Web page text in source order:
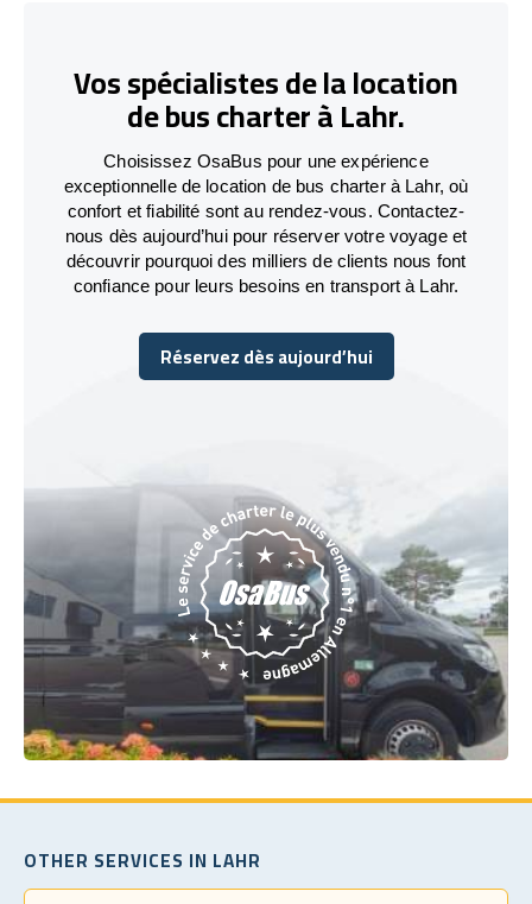
Vos spécialistes de la location
de bus charter à Lahr.
Choisissez OsaBus pour une expérience
exceptionnelle de location de bus charter à Lahr, où
confort et fiabilité sont au rendez-vous. Contactez-
nous dès aujourd’hui pour réserver votre voyage et
découvrir pourquoi des milliers de clients nous font
confiance pour leurs besoins en transport à Lahr.
Réservez dès aujourd’hui
Réservez dès aujourd’hui
OTHER SERVICES IN LAHR